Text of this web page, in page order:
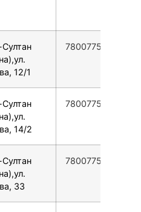
12/1
78007753553
14/2
78007753553
33
78007753553